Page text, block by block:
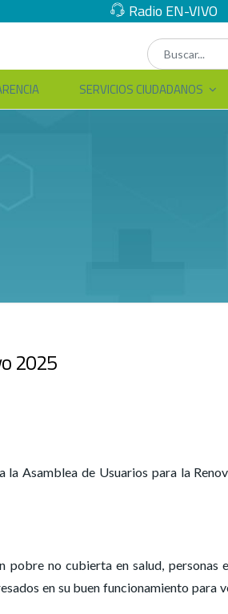
Radio EN-VIVO
SERVICIOS CIUDADANOS
2025
la Asamblea de Usuarios para la
pobre no cubierta en salud, personas
en su buen funcionamiento para